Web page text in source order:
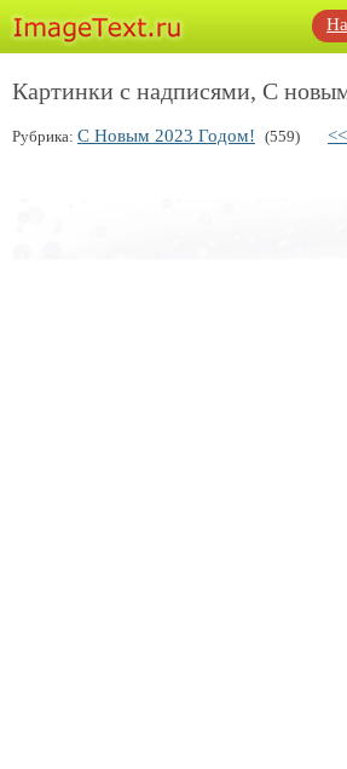
Картинки с надписями, С
Рубрика: С Новым 2023 Годом! (559)